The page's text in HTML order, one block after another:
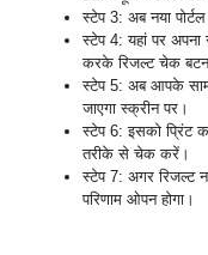
स्टेप 3: अब नया
स्टेप 4: यहां पर
करके रिजल्ट चेक
स्टेप 5: अब आपके सामने
जाएगा स्क्रीन पर।
स्टेप 6: इसको प्रिंट
तरीके से चेक करें।
स्टेप 7: अगर रिजल्ट
परिणाम ओपन होगा।